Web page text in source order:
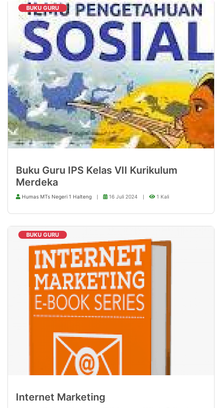
BUKU GURU
Buku Guru IPS Kelas VII Kurikulum
Merdeka
Humas MTs Negeri 1 Halteng 16 Juli 2024 1 Kali
BUKU GURU
Internet Marketing